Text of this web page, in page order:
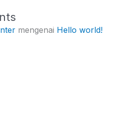
mengenai Hello world!